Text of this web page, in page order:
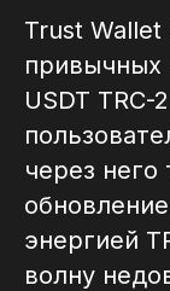
Trust
привычных
USDT
через него
энергией
волну